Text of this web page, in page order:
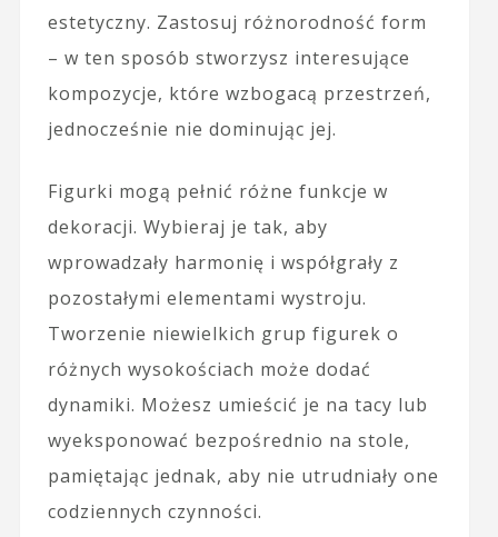
estetyczny. Zastosuj różnorodność form
– w ten sposób stworzysz interesujące
kompozycje, które wzbogacą przestrzeń,
jednocześnie nie dominując jej.
Figurki mogą pełnić różne funkcje w
dekoracji. Wybieraj je tak, aby
wprowadzały harmonię i współgrały z
pozostałymi elementami wystroju.
Tworzenie niewielkich grup figurek o
różnych wysokościach może dodać
dynamiki. Możesz umieścić je na tacy lub
wyeksponować bezpośrednio na stole,
pamiętając jednak, aby nie utrudniały one
codziennych czynności.